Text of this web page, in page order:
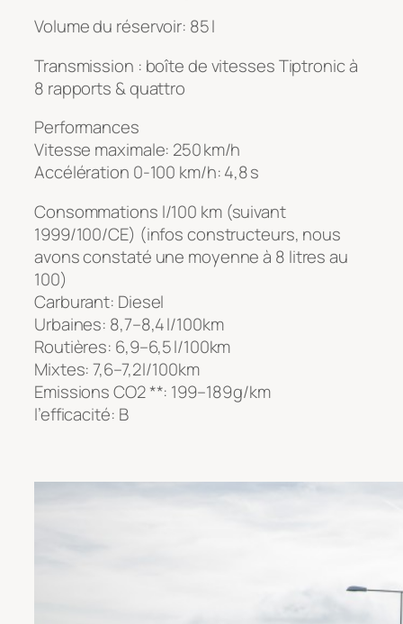
Volume du réservoir: 85 l
Transmission : boîte de vitesses Tiptronic à
8 rapports & quattro
Performances
Vitesse maximale: 250 km/h
Accélération 0-100 km/h: 4,8 s
Consommations l/100 km (suivant
1999/100/CE) (infos constructeurs, nous
avons constaté une moyenne à 8 litres au
100)
Carburant: Diesel
Urbaines: 8,7–8,4 l/100km
Routières: 6,9–6,5 l/100km
Mixtes: 7,6–7,2 l/100km
Emissions CO2 **: 199–189 g/km
l’efficacité: B